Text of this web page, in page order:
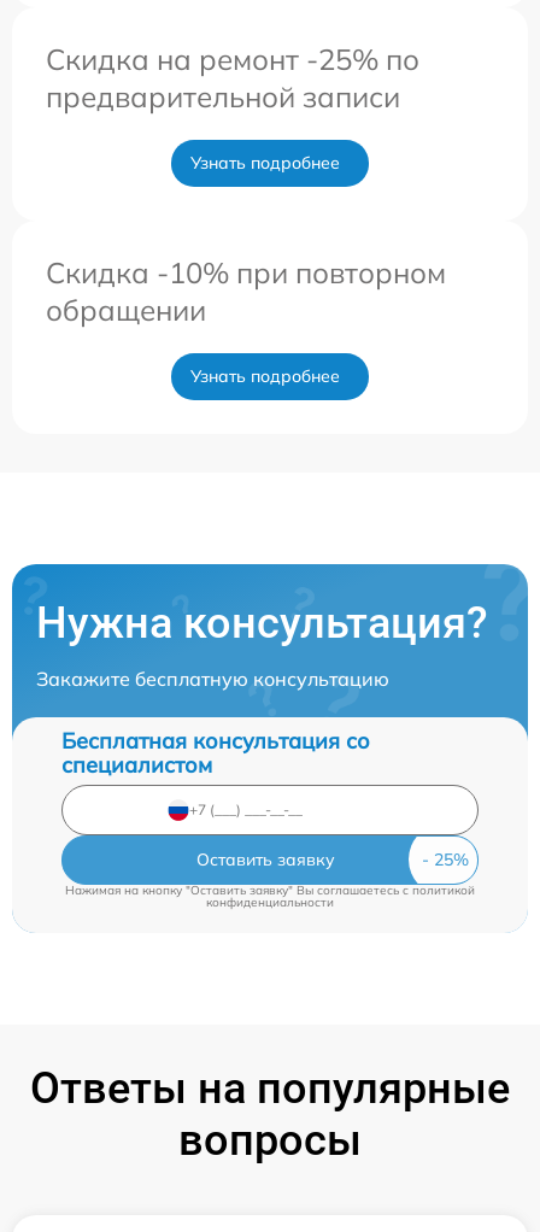
Скидка на ремонт -25% по
предварительной записи
Узнать подробнее
Скидка -10% при повторном
обращении
Узнать подробнее
Нужна консультация?
Закажите бесплатную консультацию
Бесплатная консультация со
специалистом
Оставить заявку
Нажимая на кнопку "Оставить заявку" Вы соглашаетесь cполитикой
конфиденциальности
Ответы на популярные
вопросы